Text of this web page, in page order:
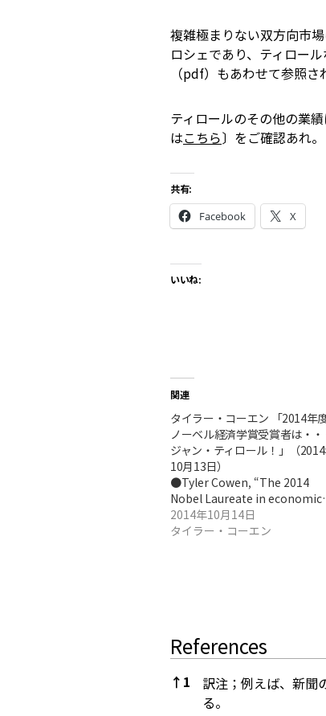
複雑極まりない双方向市
ロシェであり、ティロール
（pdf）もあわせて参照され
ティロールのその他の業
はこちら〕をご確認あれ。
共有:
Facebook X
いいね:
関連
タイラー・コーエン 「2014年
ノーベル経済学賞受賞者は・・
ジャン・ティロール！」（
10月13日）
●Tyler Cowen, “The 2014
Nobel Laureate in
2014年10月14日
タイラー・コーエン
References
↑ 1
訳注；例えば、新聞
る。